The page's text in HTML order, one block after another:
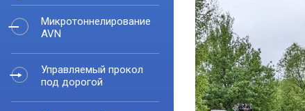
Микротоннелирование
AVN
Управляемый прокол
под дорогой